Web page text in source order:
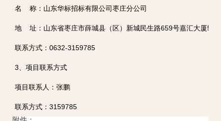
名 称：山东华标招标有限公司枣庄分公司
地 址：山东省枣庄市薛城县（区）新城民生路659号嘉汇大厦5-
联系方式：0632-3159785
3、项目联系方式
项目联系人：张鹏
联系方式：3159785